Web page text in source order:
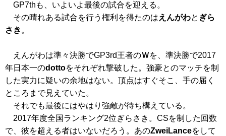
GP7thも、いよいよ最後の試合を迎える。
その晴れある試合を行う権利を得たのはえんがわと ぎら
さき 。
えんがわは準々決勝でGP3rd王者のＷを、準決勝で2017
年日本一のdottoをそれぞれ撃破した。強豪とのマッチを制
した実力に疑いの余地はない。頂点はすぐそこ、手の届く
ところまで見えていた。
それでも最後にはやはり強敵が待ち構えている。
2017年度全国ランキング2位ぎらさき。CSを制した回数
で、彼を超える者はいないだろう。あのZweiLanceをして